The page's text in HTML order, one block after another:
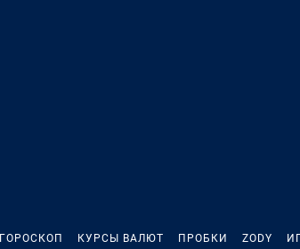
ГОРОСКОП КУРСЫ ВАЛЮТ ПРОБКИ ZODY